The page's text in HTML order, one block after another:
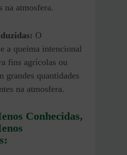
na atmosfera.
O
e a queima intencional
fins agrícolas ou
grandes quantidades
na atmosfera.
Conhecidas,